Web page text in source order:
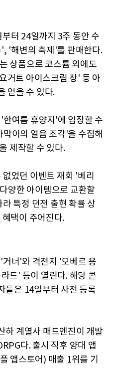
터 24일까지 3주 동안 수
'해변의 축제'를 판매한다.
상품으로 코스튬 외에도
거트 아이스크림 창' 등 아
얻을 수 있다.
여름 휴양지'에 입장할 수
이의 얼음 조각'을 수집해
제작할 수 있다.
었던 이벤트 재회 '베리
양한 아이템으로 교환할
특정 던전 출현 확률 상
택이 주어진다.
너'와 격전지 '오베르 용
드' 등이 열린다. 해당 콘
들은 14일부터 사전 등록
하 계열사 매드엔진이 개발
다. 출시 직후 양대 앱
앱스토어) 매출 1위를 기